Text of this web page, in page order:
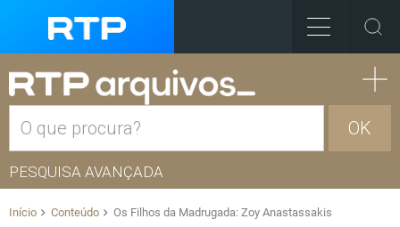
OK
PESQUISA AVANÇADA
Início Conteúdo Os Filhos da Madrugada: Zoy Anastassakis